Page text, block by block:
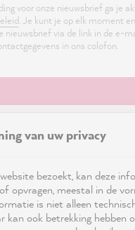
voor onze nieuwsbrief ga je
. Je kunt je op elk moment
nieuwsbrief via de link in de e-
in ons colofon.
van uw privacy
bezoekt, kan deze
opvragen, meestal in de
is niet alleen
kan ook betrekking hebben
reviews-io